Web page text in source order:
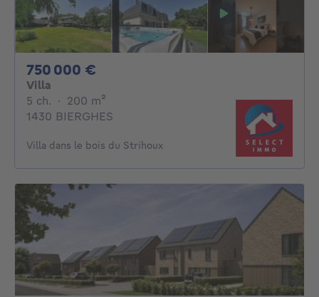
750 000 €
Villa
5 ch. 5 chambres
· 200 m²
1430 BIERGHES
Villa dans le bois du Strihoux